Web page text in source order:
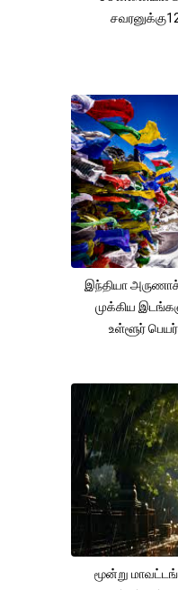
இந்தியா
முக்கிய
உள்ளூர்
மூன்று